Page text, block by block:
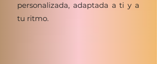
personalizada, adaptada a ti y a
tu ritmo.